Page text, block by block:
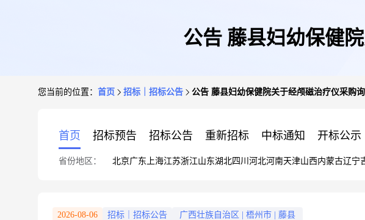
公告 藤县妇幼保健
您当前的位置： 首页 招标｜招标公告 公告 藤县妇幼保健院关于经颅磁治疗仪采购
首页 招标预告 招标公告 重新招标 中标通知 开标公示
省份地区： 北京广东 上海江苏浙江山东湖北四川 河北河南天津山西内蒙古辽宁
2026-08-06 招标｜招标公告 广西壮族自治区 梧州市 藤县